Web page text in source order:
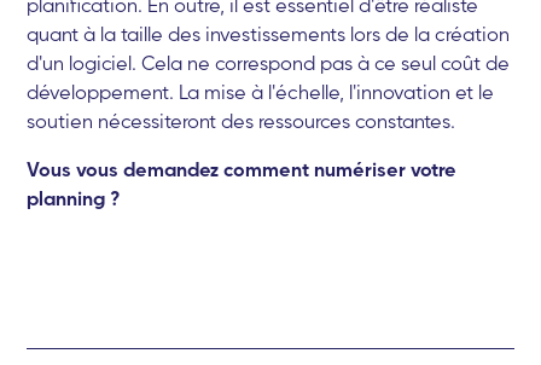
quant à la taille des investissements lors de la création
d'un logiciel. Cela ne correspond pas à ce seul coût de
développement. La mise à l'échelle, l'innovation et le
soutien nécessiteront des ressources constantes.
Vous vous demandez comment numériser votre
planning ?